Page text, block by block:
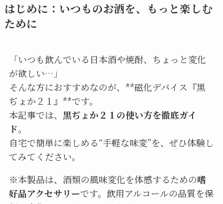
はじめに：いつものお酒を、もっと楽しむ
ために
「いつも飲んでいる日本酒や焼酎、ちょっと変化
が欲しい…」
そんな方におすすめなのが、**磁化デバイス『黒
ぢょか２１』**です。
本記事では、 黒ぢょか２１の使い方を徹底ガイ
ド。
自宅で簡単に楽しめる“手軽な味変”を、ぜひ体験し
てみてください。
※本製品は、酒類の風味変化を体感するための嗜
好品アクセサリーです。飲用アルコールの品質を保